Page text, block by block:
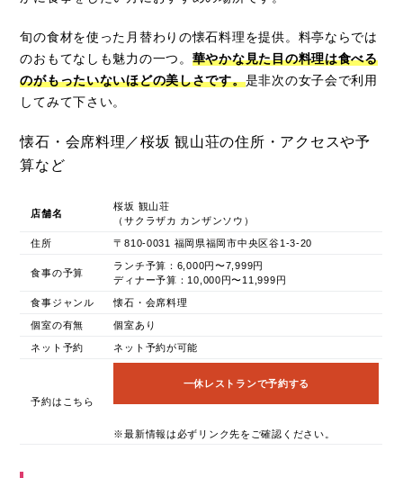
旬の食材を使った月替わりの懐石料理を提供。料亭ならでは
のおもてなしも魅力の一つ。 華やかな見た目の料理は食べる
のがもったいないほどの美しさです。是非次の女子会で利用
してみて下さい。
懐石・会席料理／桜坂 観山荘の住所・アクセスや予
算など
店舗名
桜坂 観山荘
（サクラザカ カンザンソウ）
住所 〒810-0031 福岡県福岡市中央区谷1-3-20
食事の予算
ランチ予算：6,000円〜7,999円
ディナー予算：10,000円〜11,999円
食事ジャンル 懐石・会席料理
個室の有無 個室あり
ネット予約 ネット予約が可能
予約はこちら
一休レストランで予約する
※最新情報は必ずリンク先をご確認ください。